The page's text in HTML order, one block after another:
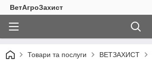
ВетАгроЗахист
Товари та послуги ВЕТЗАХИСТ